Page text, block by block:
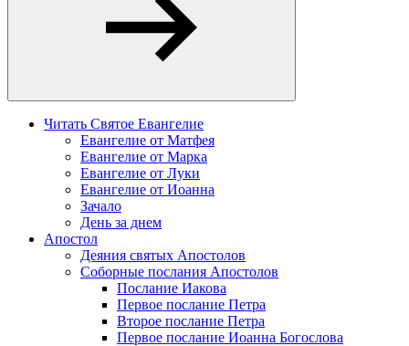
Читать Святое Евангелие
Евангелие от Матфея
Евангелие от Марка
Евангелие от Луки
Евангелие от Иоанна
Зачало
День за днем
Апостол
Деяния святых Апостолов
Соборные послания Апостолов
Послание Иакова
Первое послание Петра
Второе послание Петра
Первое послание Иоанна Богослова